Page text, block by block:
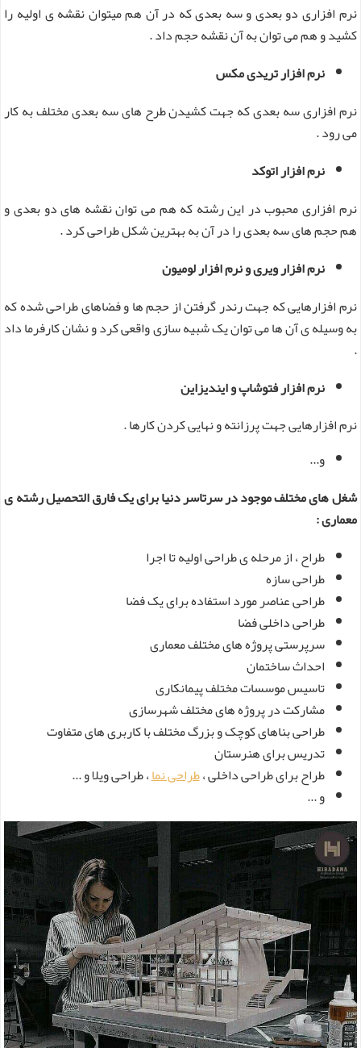
نرم افزاری دو بعدی و سه بعدی که در آن هم میتوان نقشه ی اولیه را
کشید و هم می توان به آن نقشه حجم داد .
نرم افزار تریدی مکس
نرم افزاری سه بعدی که جهت کشیدن طرح های سه بعدی مختلف به کار
می رود .
نرم افزار اتوکد
نرم افزاری محبوب در این رشته که هم می توان نقشه های دو بعدی و
هم حجم های سه بعدی را در آن به بهترین شکل طراحی کرد .
نرم افزار ویری و نرم افزار لومیون
نرم افزارهایی که جهت رندر گرفتن از حجم ها و فضاهای طراحی شده که
به وسیله ی آن ها می توان یک شبیه سازی واقعی کرد و نشان کارفرما داد
.
نرم افزار فتوشاپ و ایندیزاین
نرم افزارهایی جهت پرزانته و نهایی کردن کارها .
و...
شغل های مختلف موجود در سرتاسر دنیا برای یک فارق التحصیل رشته ی
معماری :
طراح ، از مرحله ی طراحی اولیه تا اجرا
طراحی سازه
طراحی عناصر مورد استفاده برای یک فضا
طراحی داخلی فضا
سرپرستی پروژه های مختلف معماری
احداث ساختمان
تاسیس موسسات مختلف پیمانکاری
مشارکت در پروژه های مختلف شهرسازی
طراحی بناهای کوچک و بزرگ مختلف با کاربری های متفاوت
تدریس برای هنرستان
طراح برای طراحی داخلی ،طراحی نما، طراحی ویلا و ...
و ...